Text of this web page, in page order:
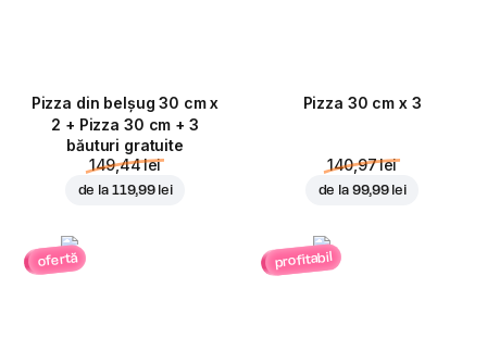
Pizza din belșug 30 cm x
2 + Pizza 30 cm + 3
băuturi gratuite
149,44 lei
de la 119,99 lei
Pizza 30 cm x 3
140,97 lei
de la 99,99 lei
ofertă profitabil